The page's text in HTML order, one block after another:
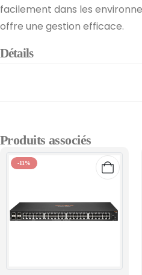
facilement dans les
offre une gestion efficace.
Détails
Produits associés
-11%